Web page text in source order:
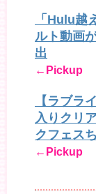
「Hulu越
ルト動画
出
←Pickup
【ラブラ
入りクリ
クフェス
←Pickup